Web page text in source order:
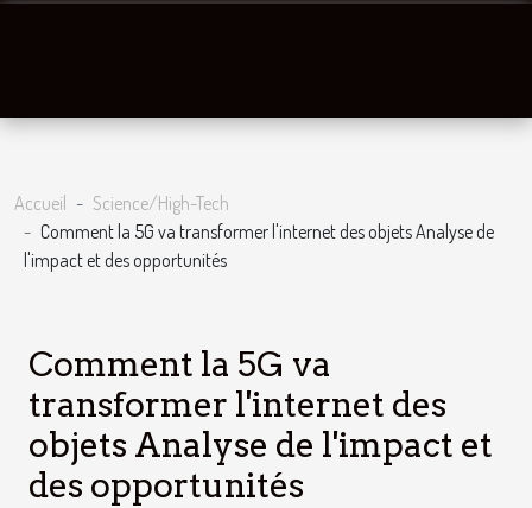
Accueil
Science/High-Tech
Comment la 5G va transformer l'internet des objets Analyse de
l'impact et des opportunités
Comment la 5G va
transformer l'internet des
objets Analyse de l'impact et
des opportunités